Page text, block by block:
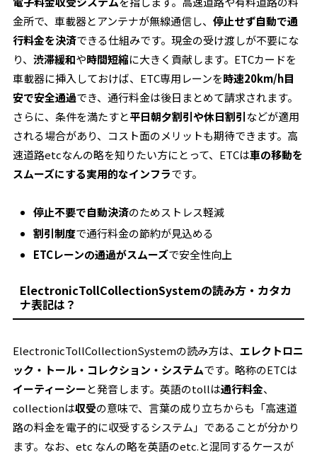
金所で、車載器とアンテナが無線通信し、停止せず自動で通
行料金を決済できる仕組みです。現金の受け渡しが不要にな
り、渋滞緩和や時間短縮に大きく貢献します。ETCカードを
車載器に挿入しておけば、ETC専用レーンを時速20km/h目
安で安全通過でき、通行料金は後日まとめて請求されます。
さらに、条件を満たすと平日朝夕割引や休日割引などが適用
される場合があり、コスト面のメリットも期待できます。高
速道路etcなんの略を知りたい方にとって、ETCは車の移動を
スムーズにする実用的なインフラです。
停止不要で自動決済のためストレス軽減
割引制度で通行料金の節約が見込める
ETCレーンの通過がスムーズで安全性向上
ElectronicTollCollectionSystemの読み方・カタカ
ナ表記は？
ElectronicTollCollectionSystemの読み方は、エレクトロニ
ック・トール・コレクション・システムです。略称のETCは
イーティーシーと発音します。英語のtollは通行料金、
collectionは収受の意味で、言葉の成り立ちからも「高速道
路の料金を電子的に収受するシステム」であることが分かり
ます。なお、etc なんの略を英語のetc.と混同するケースが